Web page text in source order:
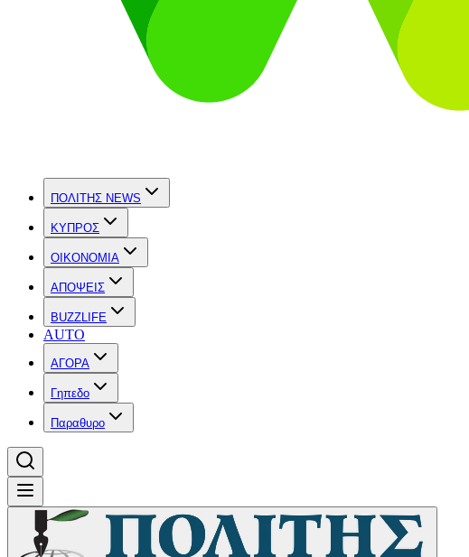
ΠΟΛΙΤΗΣ NEWS
ΚΥΠΡΟΣ
OIKONOMIA
ΑΠΟΨΕΙΣ
BUZZLIFE
AUTO
ΑΓΟΡΑ
Γηπεδο
Παραθυρο